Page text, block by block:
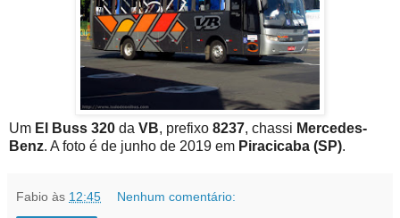
Um El Buss 320 da VB, prefixo 8237, chassi Mercedes-
Benz. A foto é de junho de 2019 em Piracicaba (SP).
Fabio às 12:45 Nenhum comentário: